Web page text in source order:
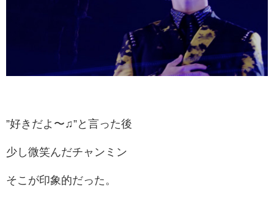
”好きだよ〜♫”と言った後
少し微笑んだチャンミン
そこが印象的だった。